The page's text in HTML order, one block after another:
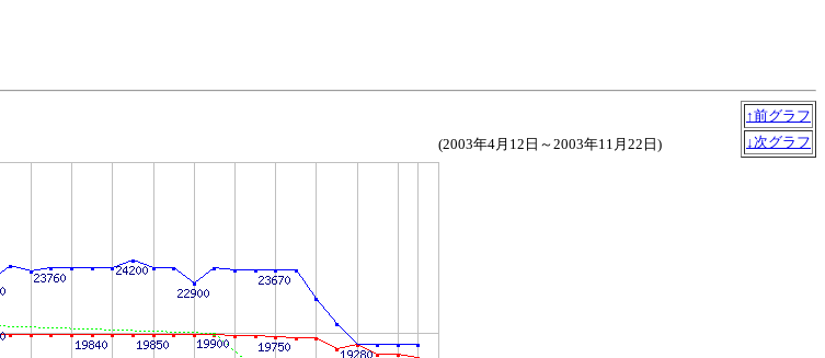
↑前グラフ
↓次グラフ
(2003年4月12日～2003年11月22日)